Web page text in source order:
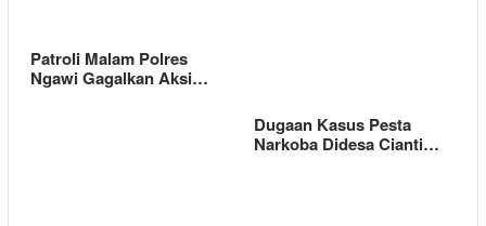
Patroli Malam Polres
Ngawi Gagalkan Aksi…
Dugaan Kasus Pesta
Narkoba Didesa Cianti…